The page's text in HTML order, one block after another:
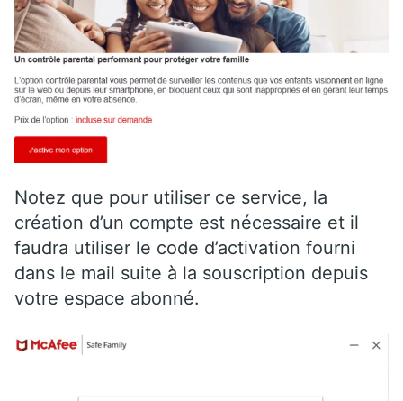
Notez que pour utiliser ce service, la
création d’un compte est nécessaire et il
faudra utiliser le code d’activation fourni
dans le mail suite à la souscription depuis
votre espace abonné.